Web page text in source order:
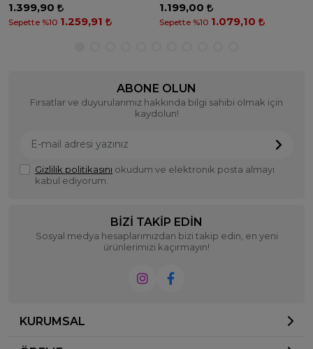
1.399,90
Sepette %10 1.259,91
1.199,00
Sepette %10 1.079,10
ABONE OLUN
Fırsatlar ve duyurularımız hakkında bilgi sahibi olmak için
kaydolun!
Gizlilik politikasını okudum ve elektronik posta almayı
kabul ediyorum.
BIZI TAKIP EDIN
Sosyal medya hesaplarımızdan bizi takip edin, en yeni
ürünlerimizi kaçırmayın!
KURUMSAL